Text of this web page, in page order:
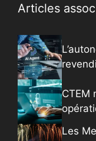
Articles
CTEM
Les